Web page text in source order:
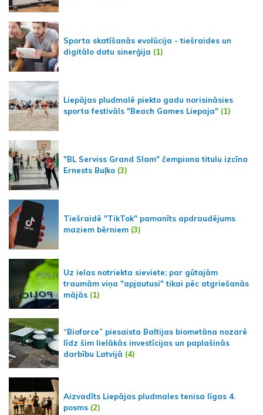
Sporta skatīšanās evolūcija - tiešraides un
digitālo datu sinerģija (1)
Liepājas pludmalē piekto gadu norisināsies
sporta festivāls "Beach Games Liepaja" (1)
"BL Serviss Grand Slam" čempiona titulu izcīna
Ernests Buļko (3)
Tiešraidē "TikTok" pamanīts apdraudējums
maziem bērniem (3)
Uz ielas notriekta sieviete; par gūtajām
traumām viņa "apjautusi" tikai pēc atgriešanās
mājās (1)
“Bioforce” piesaista Baltijas biometāna nozarē
līdz šim lielākās investīcijas un paplašinās
darbību Latvijā (4)
Aizvadīts Liepājas pludmales tenisa līgas 4.
posms (2)